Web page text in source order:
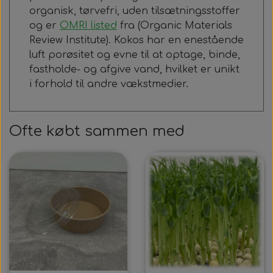
organisk, tørvefri, uden tilsætningsstoffer
og er OMRI listed fra (Organic Materials
Review Institute). Kokos har en enestående
luft porøsitet og evne til at optage, binde,
fastholde- og afgive vand, hvilket er unikt
i forhold til andre vækstmedier.
Ofte købt sammen med